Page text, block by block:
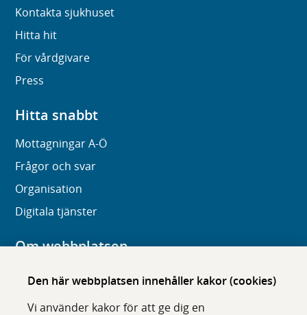
Den här webbplatsen innehåller kakor (cookies)
Vi använder kakor för att ge dig en
Kontakta sjukhuset
Hitta hit
För vårdgivare
Press
Hitta snabbt
Mottagningar A-Ö
Frågor och svar
Organisation
Digitala tjänster
Om webbplatsen
Om karolinska.se